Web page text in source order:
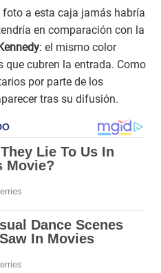
a esta caja jamás habría
en comparación con la
: el mismo color
que cubren la entrada. Como
por parte de los
tras su difusión.